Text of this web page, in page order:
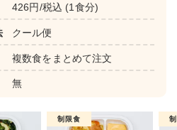
426円/税込 (1食分)
クール便
複数食をまとめて注文
無
制限食